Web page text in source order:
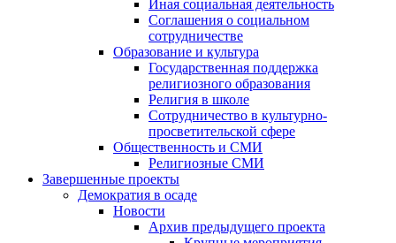
Иная социальная деятельность
Соглашения о социальном
сотрудничестве
Образование и культура
Государственная поддержка
религиозного образования
Религия в школе
Сотрудничество в культурно-
просветительской сфере
Общественность и СМИ
Религиозные СМИ
Завершенные проекты
Демократия в осаде
Новости
Архив предыдущего проекта